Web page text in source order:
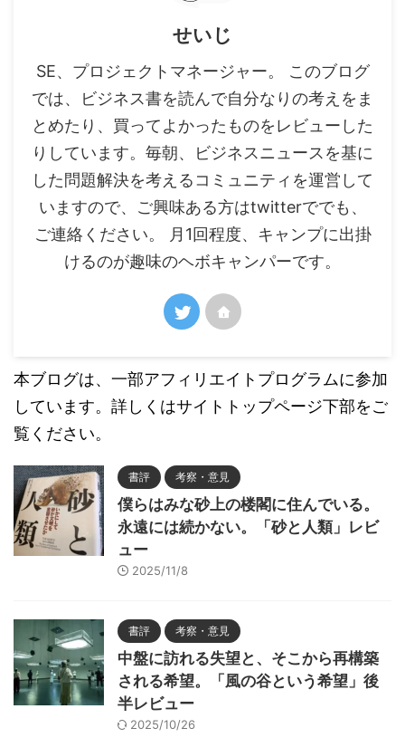
せいじ
SE、プロジェクトマネージャー。 このブログ
では、ビジネス書を読んで自分なりの考えをま
とめたり、買ってよかったものをレビューした
りしています。毎朝、ビジネスニュースを基に
した問題解決を考えるコミュニティを運営して
いますので、ご興味ある方はtwitterででも、
ご連絡ください。 月1回程度、キャンプに出掛
けるのが趣味のヘボキャンパーです。
本ブログは、一部アフィリエイトプログラムに参加
しています。詳しくはサイトトップページ下部をご
覧ください。
書評 考察・意見
僕らはみな砂上の楼閣に住んでいる。
永遠には続かない。「砂と人類」レビ
ュー
2025/11/8
書評 考察・意見
中盤に訪れる失望と、そこから再構築
される希望。「風の谷という希望」後
半レビュー
2025/10/26